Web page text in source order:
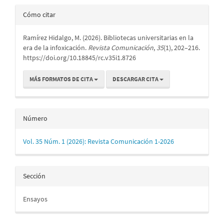
Detalles
artículo
Cómo citar
Ramírez Hidalgo, M. (2026). Bibliotecas universitarias en la
era de la infoxicación. Revista Comunicación, 35(1), 202–216.
https://doi.org/10.18845/rc.v35i1.8726
MÁS FORMATOS DE CITA DESCARGAR CITA
Número
Vol. 35 Núm. 1 (2026): Revista Comunicación 1-2026
Sección
Ensayos